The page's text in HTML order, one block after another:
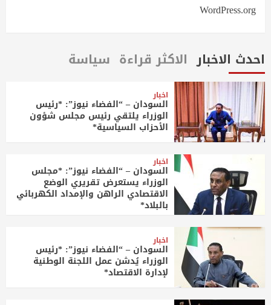
WordPress.org
احدث الاخبار الاكثر قراءة سياسة
اخبار
السودان – “الفضاء نيوز”: *رئيس
الوزراء يلتقي رئيس مجلس شؤون
الأحزاب السياسية*
اخبار
السودان – “الفضاء نيوز”: *مجلس
الوزراء يستعرض تقريري الوضع
الاقتصادي الراهن والإمداد الكهربائي
بالبلاد*
اخبار
السودان – “الفضاء نيوز”: *رئيس
الوزراء يُدشن عمل اللجنة الوطنية
لإدارة الاقتصاد*